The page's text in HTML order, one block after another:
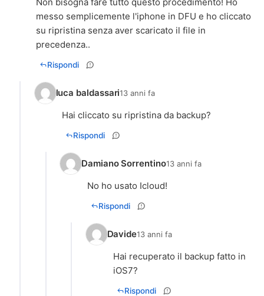
messo semplicemente l'iphone in DFU e ho cliccato
su ripristina senza aver scaricato il file in
precedenza..
Rispondi
luca baldassari13 anni fa
Hai cliccato su ripristina da backup?
Rispondi
Damiano Sorrentino13 anni fa
No ho usato Icloud!
Rispondi
Davide13 anni fa
Hai recuperato il backup fatto in
iOS7?
Rispondi